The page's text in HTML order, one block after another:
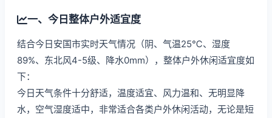
一、今日整体户外适宜度
结合今日安国市实时天气情况（阴、气温25℃、湿度
89%、东北风4-5级、降水0mm），整体户外休闲适宜度如
下：
今日天气条件十分舒适，温度适宜、风力温和、无明显降
水，空气湿度适中，非常适合各类户外休闲活动，无论是短